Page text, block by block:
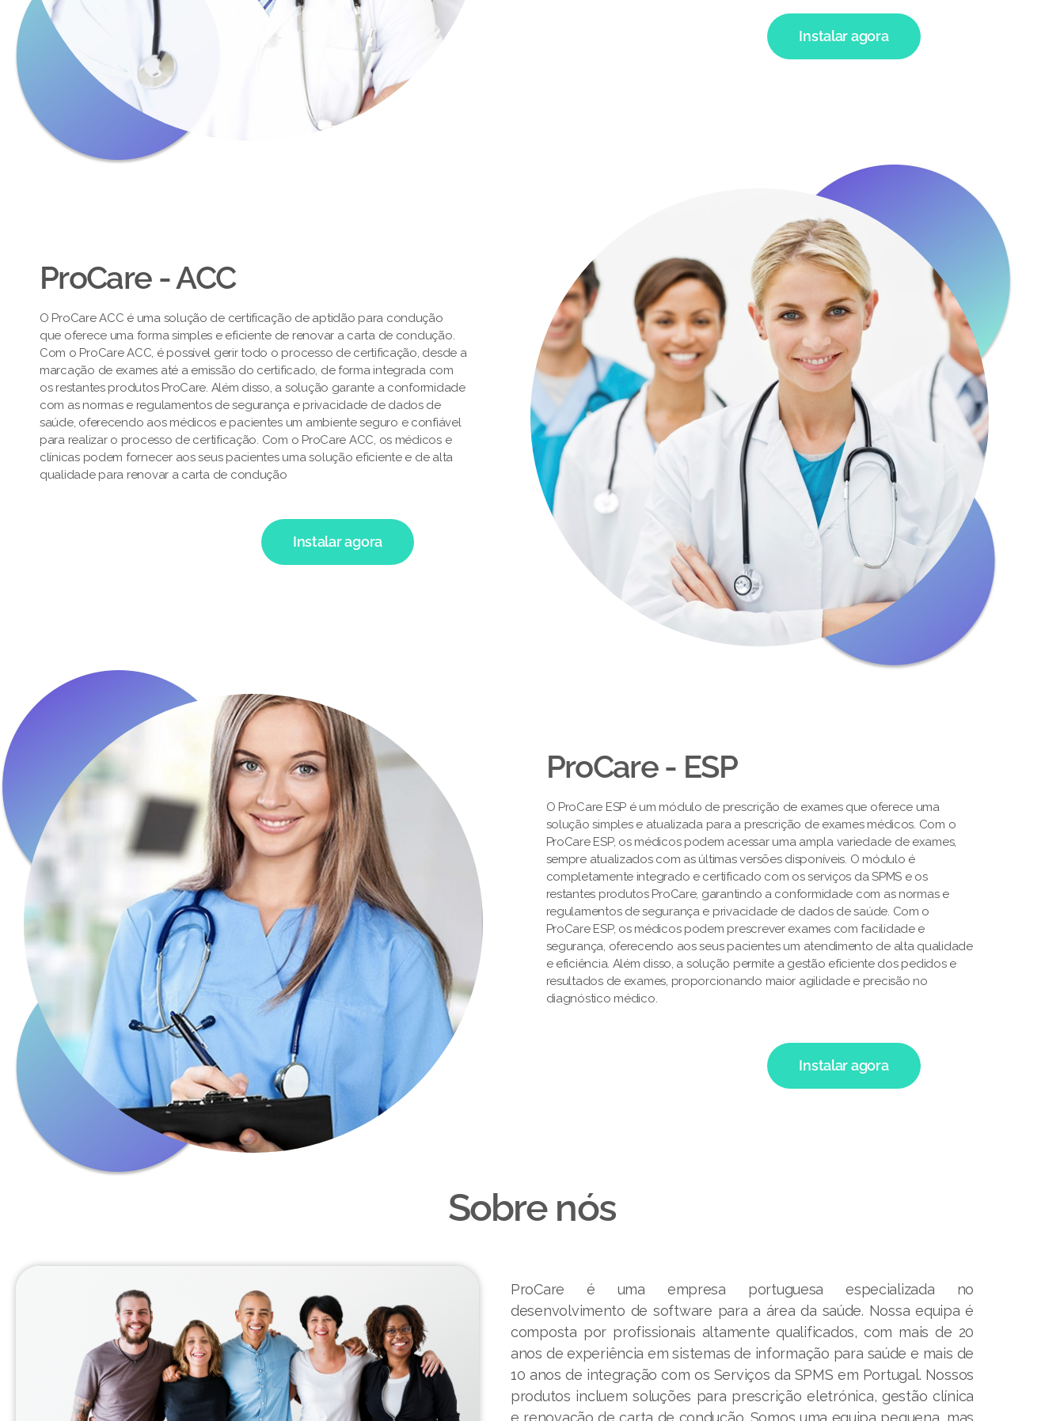
Instalar agora
ProCare - ACC
O ProCare ACC é uma solução de certificação de aptidão para condução
que oferece uma forma simples e eficiente de renovar a carta de condução.
Com o ProCare ACC, é possível gerir todo o processo de certificação, desde a
marcação de exames até a emissão do certificado, de forma integrada com
os restantes produtos ProCare. Além disso, a solução garante a conformidade
com as normas e regulamentos de segurança e privacidade de dados de
saúde, oferecendo aos médicos e pacientes um ambiente seguro e confiável
para realizar o processo de certificação. Com o ProCare ACC, os médicos e
clínicas podem fornecer aos seus pacientes uma solução eficiente e de alta
qualidade para renovar a carta de condução
Instalar agora
ProCare - ESP
O ProCare ESP é um módulo de prescrição de exames que oferece uma
solução simples e atualizada para a prescrição de exames médicos. Com o
ProCare ESP, os médicos podem acessar uma ampla variedade de exames,
sempre atualizados com as últimas versões disponíveis. O módulo é
completamente integrado e certificado com os serviços da SPMS e os
restantes produtos ProCare, garantindo a conformidade com as normas e
regulamentos de segurança e privacidade de dados de saúde. Com o
ProCare ESP, os médicos podem prescrever exames com facilidade e
segurança, oferecendo aos seus pacientes um atendimento de alta qualidade
e eficiência. Além disso, a solução permite a gestão eficiente dos pedidos e
resultados de exames, proporcionando maior agilidade e precisão no
diagnóstico médico.
Instalar agora
Sobre nós
ProCare é uma empresa portuguesa especializada no
desenvolvimento de software para a área da saúde. Nossa equipa é
composta por profissionais altamente qualificados, com mais de 20
anos de experiência em sistemas de informação para saúde e mais de
10 anos de integração com os Serviços da SPMS em Portugal. Nossos
produtos incluem soluções para prescrição eletrónica, gestão clínica
e renovação de carta de condução. Somos uma equipa pequena, mas